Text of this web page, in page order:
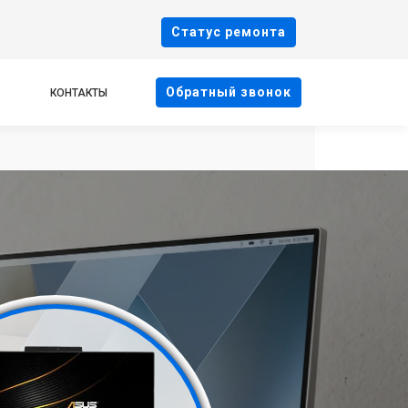
Cтатус ремонта
КОНТАКТЫ Oбратный звонок